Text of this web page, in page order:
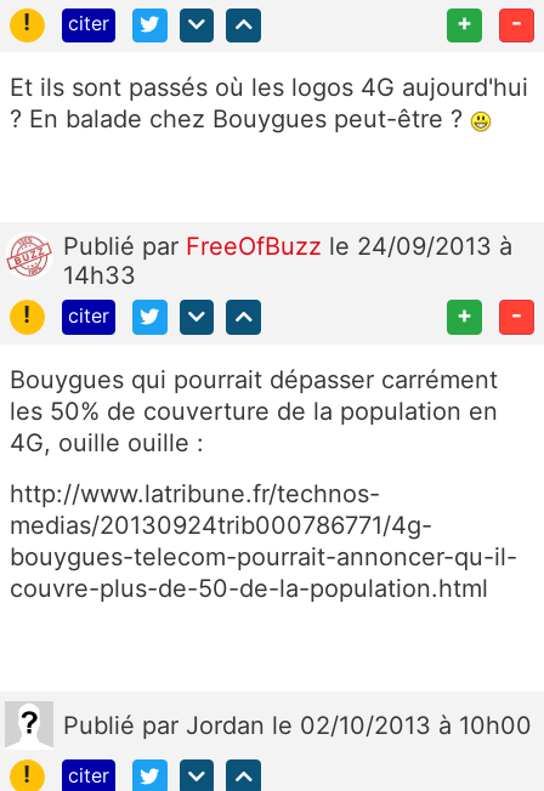
!
citer + -
Et ils sont passés où les logos 4G aujourd'hui
? En balade chez Bouygues peut-être ?
Publié par FreeOfBuzz le 24/09/2013 à
14h33
!
citer + -
Bouygues qui pourrait dépasser carrément
les 50% de couverture de la population en
4G, ouille ouille :
http://www.latribune.fr/technos-
medias/20130924trib000786771/4g-
bouygues-telecom-pourrait-annoncer-qu-il-
couvre-plus-de-50-de-la-population.html
Publié par Jordan le 02/10/2013 à 10h00
!
citer